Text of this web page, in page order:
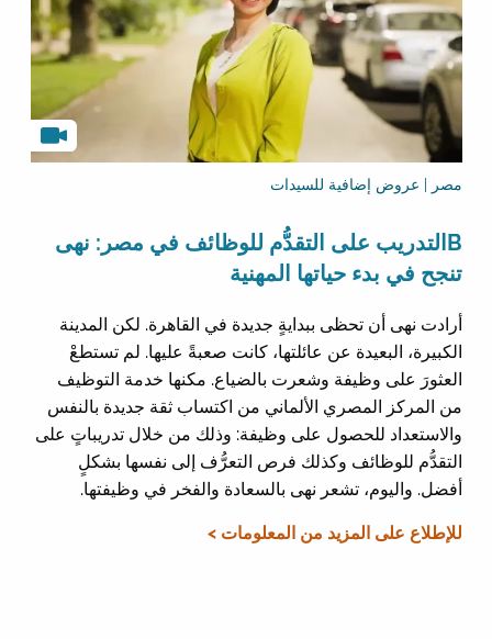
مصر | عروض إضافية للسيدات
Bالتدريب على التقدُّم للوظائف في مصر: نهى
تنجح في بدء حياتها المهنية
أرادت نهى أن تحظى ببدايةٍ جديدة في القاهرة. لكن المدينة
الكبيرة، البعيدة عن عائلتها، كانت صعبةً عليها. لم تستطعْ
العثورَ على وظيفة وشعرت بالضياع. مكنها خدمة التوظيف
من المركز المصري الألماني من اكتساب ثقة جديدة بالنفس
والاستعداد للحصول على وظيفة: وذلك من خلال تدريباتٍ على
التقدُّم للوظائف وكذلك فرص التعرُّف إلى نفسها بشكلٍ
أفضل. واليوم، تشعر نهى بالسعادة والفخر في وظيفتها.
للإطلاع على المزيد من المعلومات >